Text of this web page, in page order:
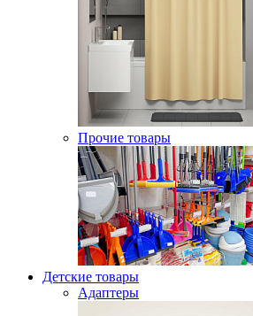
Прочие товары
Детские товары
Адаптеры